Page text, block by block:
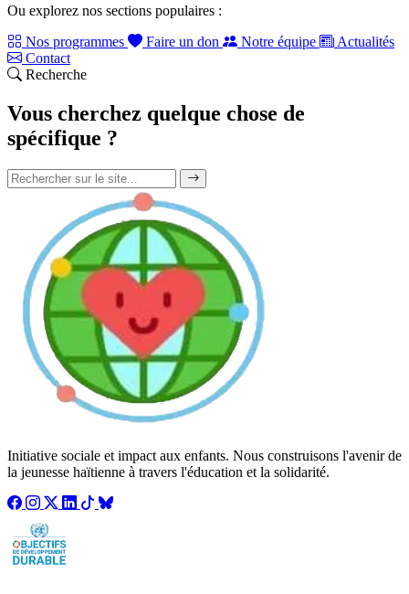
Ou explorez nos sections populaires :
Nos programmes
Faire un don Notre équipe
Actualités
Contact
Recherche
Vous cherchez quelque chose de
spécifique ?
Initiative sociale et impact aux enfants. Nous construisons l'avenir de
la jeunesse haïtienne à travers l'éducation et la solidarité.